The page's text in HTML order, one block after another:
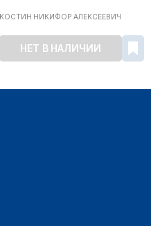
КОСТИН НИКИФОР АЛЕКСЕЕВИЧ
НЕТ В НАЛИЧИИ